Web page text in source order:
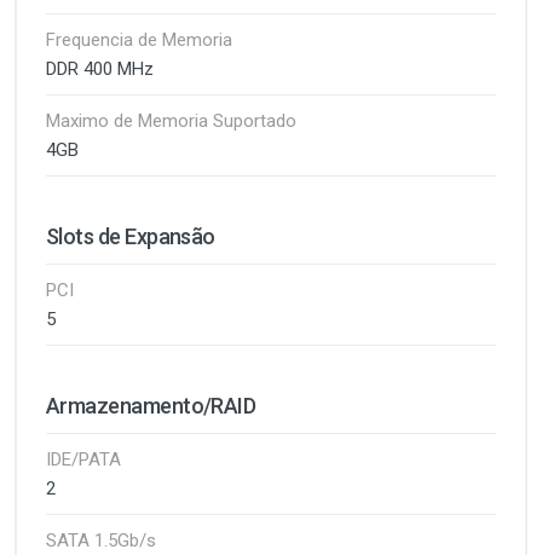
Frequencia de Memoria
DDR 400 MHz
Maximo de Memoria Suportado
4GB
Slots de Expansão
PCI
5
Armazenamento/RAID
IDE/PATA
2
SATA 1.5Gb/s